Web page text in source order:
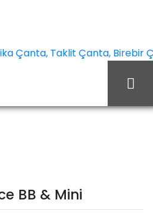
BB & Mini